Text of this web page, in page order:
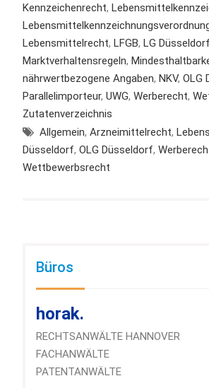
Kennzeichenrecht,
Lebensmittelrecht, LFGB, LG Düsseldorf
Marktverhaltensregeln,
nährwertbezogene Angaben, NKV, OLG
Parallelimporteur, UWG, Werberecht,
Zutatenverzeichnis
Allgemein, Arzneimittelrecht,
Düsseldorf, OLG Düsseldorf,
Wettbewerbsrecht
Büros
horak.
RECHTSANWÄLTE HANNOVER
FACHANWÄLTE
PATENTANWÄLTE